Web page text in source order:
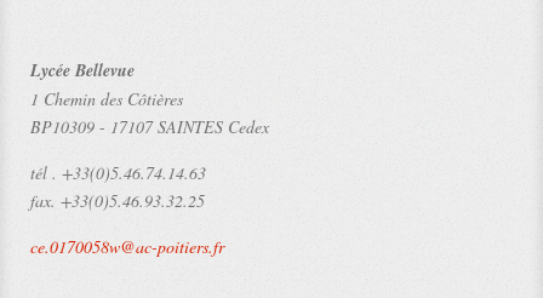
Lycée Bellevue
1 Chemin des Côtières
BP10309 - 17107 SAINTES Cedex
tél . +33(0)5.46.74.14.63
fax. +33(0)5.46.93.32.25
ce.0170058w@ac-poitiers.fr